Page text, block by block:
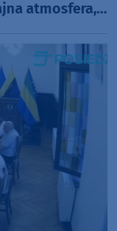
atmosfera,